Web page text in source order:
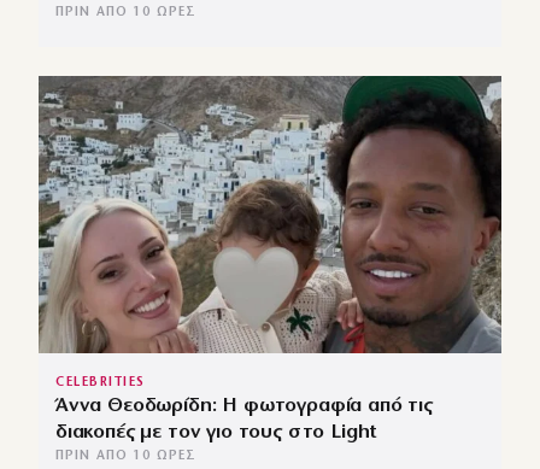
ΠΡΙΝ ΑΠΌ 10 ΏΡΕΣ
CELEBRITIES
Άννα Θεοδωρίδη: Η φωτογραφία από τις
διακοπές με τον γιο τους στο Light
ΠΡΙΝ ΑΠΌ 10 ΏΡΕΣ